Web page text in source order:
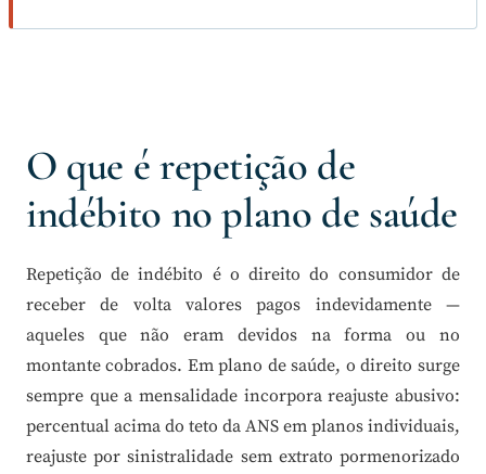
O que é repetição de
indébito no plano de saúde
Repetição de indébito é o direito do consumidor de
receber de volta valores pagos indevidamente —
aqueles que não eram devidos na forma ou no
montante cobrados. Em plano de saúde, o direito surge
sempre que a mensalidade incorpora reajuste abusivo:
percentual acima do teto da ANS em planos individuais,
reajuste por sinistralidade sem extrato pormenorizado